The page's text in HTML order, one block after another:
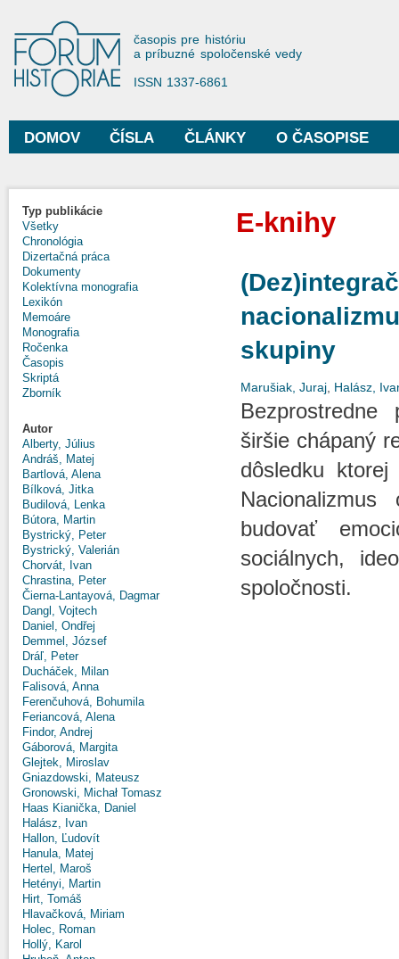
Forum Historiae
časopis pre históriu
a príbuzné spoločenské vedy
ISSN 1337-6861
Hlavné menu
DOMOV ČÍSLA ČLÁNKY O ČASOPISE
Typ publikácie
Všetky
Chronológia
Dizertačná práca
Dokumenty
Kolektívna monografia
Lexikón
Memoáre
Monografia
Ročenka
Časopis
Skriptá
Zborník
Autor
Alberty, Július
Andráš, Matej
Bartlová, Alena
Bílková, Jitka
Budilová, Lenka
Bútora, Martin
Bystrický, Peter
Bystrický, Valerián
Chorvát, Ivan
Chrastina, Peter
Čierna-Lantayová, Dagmar
Dangl, Vojtech
Daniel, Ondřej
Demmel, József
Dráľ, Peter
Ducháček, Milan
Falisová, Anna
Ferenčuhová, Bohumila
Feriancová, Alena
Findor, Andrej
Gáborová, Margita
Glejtek, Miroslav
Gniazdowski, Mateusz
Gronowski, Michał Tomasz
Haas Kianička, Daniel
Halász, Ivan
Hallon, Ľudovít
Hanula, Matej
Hertel, Maroš
Hetényi, Martin
Hirt, Tomáš
Hlavačková, Miriam
Holec, Roman
Hollý, Karol
E-knihy
skupiny
Marušiak, Juraj Halász,
širšie chápaný
dôsledku
budovať
sociálnych,
spoločnosti.